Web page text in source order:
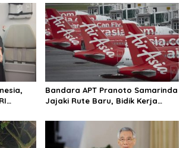
Bandara APT Pranoto Samarinda
Jajaki Rute Baru, Bidik Kerja